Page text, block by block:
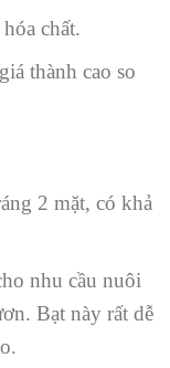
chất.
thành cao so
2 mặt, có khả
nhu cầu nuôi
Bạt này rất dễ